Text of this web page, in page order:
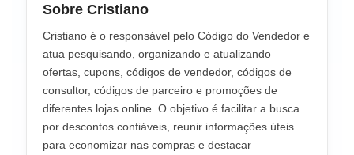
Sobre Cristiano
Cristiano é o responsável pelo Código do Vendedor e
atua pesquisando, organizando e atualizando
ofertas, cupons, códigos de vendedor, códigos de
consultor, códigos de parceiro e promoções de
diferentes lojas online. O objetivo é facilitar a busca
por descontos confiáveis, reunir informações úteis
para economizar nas compras e destacar